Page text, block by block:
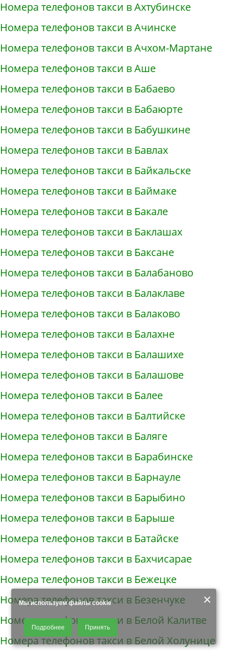
×
Мы используем файлы cookie
Продолжая использовать наш сайт, Вы даете согласие на обработку
файлов - COOKIES, пользовательских данных (файлы-cookies, IP-адрес,
данные об идентификаторе браузера, дата и время осуществления
доступа к сайту, история поисковых запросов) для сбора аналитической и
Подробнее Принять
Номера телефонов такси в Ахтубинске
Номера телефонов такси в Ачинске
Номера телефонов такси в Ачхом-Мартане
Номера телефонов такси в Аше
Номера телефонов такси в Бабаево
Номера телефонов такси в Бабаюрте
Номера телефонов такси в Бабушкине
Номера телефонов такси в Бавлах
Номера телефонов такси в Байкальске
Номера телефонов такси в Баймаке
Номера телефонов такси в Бакале
Номера телефонов такси в Баклашах
Номера телефонов такси в Баксане
Номера телефонов такси в Балабаново
Номера телефонов такси в Балаклаве
Номера телефонов такси в Балаково
Номера телефонов такси в Балахне
Номера телефонов такси в Балашихе
Номера телефонов такси в Балашове
Номера телефонов такси в Балее
Номера телефонов такси в Балтийске
Номера телефонов такси в Баляге
Номера телефонов такси в Барабинске
Номера телефонов такси в Барнауле
Номера телефонов такси в Барыбино
Номера телефонов такси в Барыше
Номера телефонов такси в Батайске
Номера телефонов такси в Бахчисарае
Номера телефонов такси в Бежецке
Номера телефонов такси в Безенчуке
Номера телефонов такси в Белой Калитве
Номера телефонов такси в Белой Холунице